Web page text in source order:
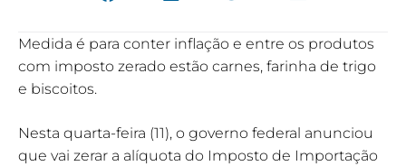
Medida é para conter inflação e entre os produtos
com imposto zerado estão carnes, farinha de trigo
e biscoitos.
Nesta quarta-feira (11), o governo federal anunciou
que vai zerar a alíquota do Imposto de Importação